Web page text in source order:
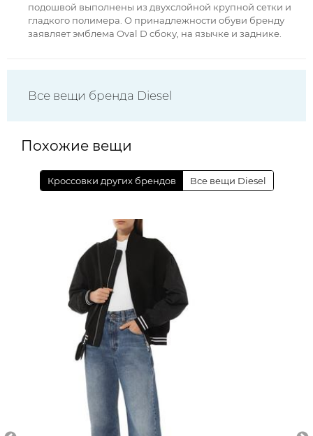
подошвой выполнены из двухслойной крупной сетки и
гладкого полимера. О принадлежности обуви бренду
заявляет эмблема Oval D сбоку, на язычке и заднике.
Все вещи бренда Diesel
Похожие вещи
Кроссовки других брендов Все вещи Diesel